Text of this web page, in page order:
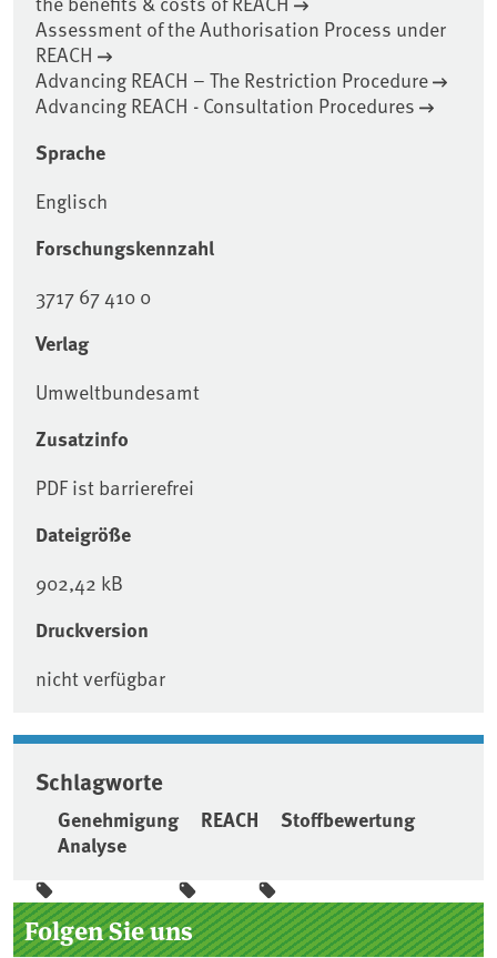
Assessment of the Authorisation Process under
REACH
Advancing REACH – The Restriction Procedure
Advancing REACH - Consultation Procedures
Sprache
Englisch
Forschungskennzahl
3717 67 410 0
Verlag
Umweltbundesamt
Zusatzinfo
PDF ist barrierefrei
Dateigröße
902,42 kB
Druckversion
nicht verfügbar
Schlagworte
Genehmigung REACH
Stoffbewertung
Analyse
Seitenleiste
Folgen Sie uns